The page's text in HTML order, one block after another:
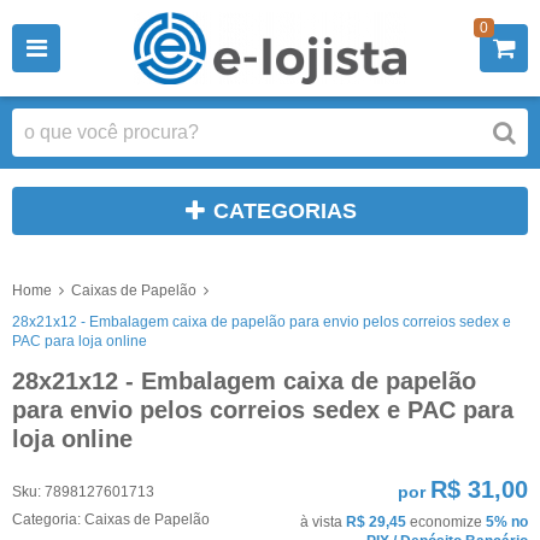
0
CATEGORIAS
Home
Caixas de Papelão
28x21x12 - Embalagem caixa de papelão para envio pelos correios sedex e
PAC para loja online
28x21x12 - Embalagem caixa de papelão
para envio pelos correios sedex e PAC para
loja online
Sku: 7898127601713
Categoria: Caixas de Papelão
por R$ 31,00
à vista R$ 29,45 economize 5% no